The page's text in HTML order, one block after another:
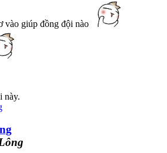
vào giúp đồng đội nào
này.